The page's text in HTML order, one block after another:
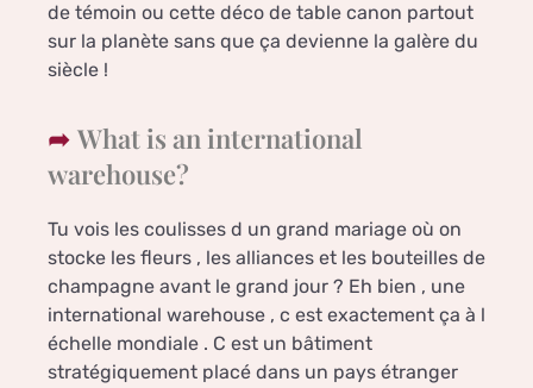
de témoin ou cette déco de table canon partout
sur la planète sans que ça devienne la galère du
siècle !
What is an international
warehouse?
Tu vois les coulisses d un grand mariage où on
stocke les fleurs , les alliances et les bouteilles de
champagne avant le grand jour ? Eh bien , une
international warehouse , c est exactement ça à l
échelle mondiale . C est un bâtiment
stratégiquement placé dans un pays étranger